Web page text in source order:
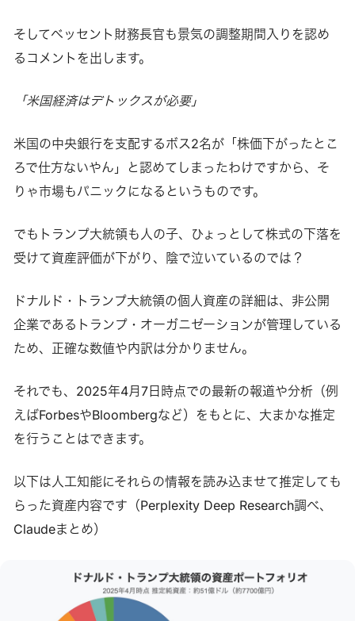
そしてベッセント財務長官も景気の調整期間入りを認め
るコメントを出します。
「米国経済はデトックスが必要」
米国の中央銀行を支配するボス2名が「株価下がったとこ
ろで仕方ないやん」と認めてしまったわけですから、そ
りゃ市場もパニックになるというものです。
でもトランプ大統領も人の子、ひょっとして株式の下落を
受けて資産評価が下がり、陰で泣いているのでは？
ドナルド・トランプ大統領の個人資産の詳細は、非公開
企業であるトランプ・オーガニゼーションが管理している
ため、正確な数値や内訳は分かりません。
それでも、2025年4月7日時点での最新の報道や分析（例
えばForbesやBloombergなど）をもとに、大まかな推定
を行うことはできます。
以下は人工知能にそれらの情報を読み込ませて推定しても
らった資産内容です（Perplexity Deep Research調べ、
Claudeまとめ）